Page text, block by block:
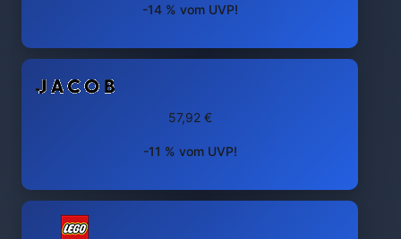
-14 % vom UVP!
57,92 €
-11 % vom UVP!